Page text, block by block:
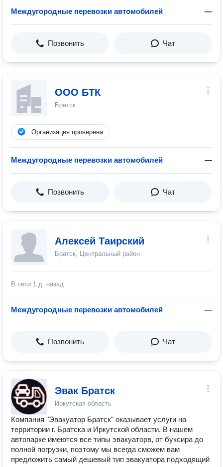
Междугородные перевозки автомобилей —
Позвонить Чат
ООО БТК
Братск
Организация проверена
Междугородные перевозки автомобилей —
Позвонить Чат
Алексей Таирский
Братск, Центральный район
В сети 1 д. назад
Междугородные перевозки автомобилей —
Позвонить Чат
Эвак Братск
Иркутская область
Компания "Эвакуатор Братск" оказывает услуги на
территории г. Братска и Иркутской области. В нашем
автопарке имеются все типы эвакуаторв, от буксира до
полной погрузки, поэтому мы всегда сможем вам
предложить самый дешевый тип эвакуатора подходящий